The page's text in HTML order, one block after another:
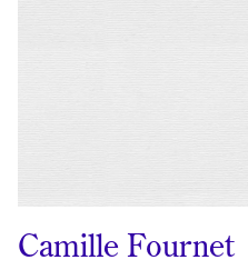
Camille Fournet